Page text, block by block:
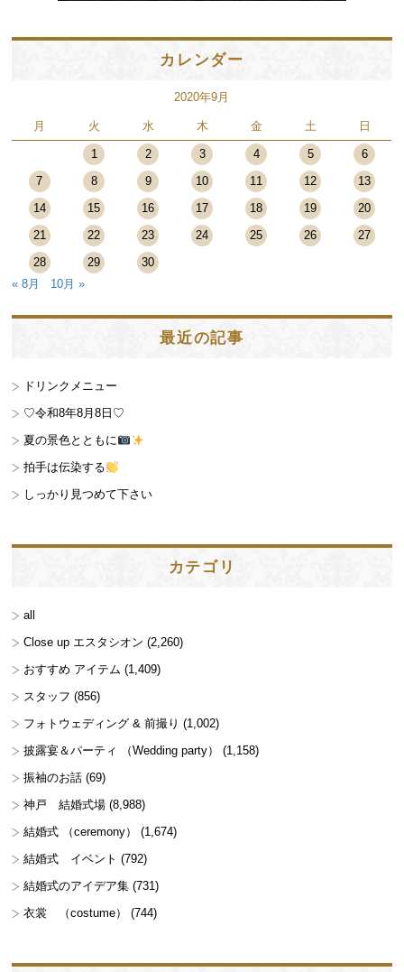
カレンダー
2020年9月
月 火 水 木 金 土 日
1 2 3 4 5
6
7
8 9 10 11 12
13
14
15 16 17 18 19
20
21
22 23 24 25 26
27
28
29
30
« 8月
10月 »
最近の記事
ドリンクメニュー
♡令和8年8月8日♡
夏の景色とともに
拍手は伝染する
しっかり見つめて下さい
カテゴリ
all
Close up エスタシオン (2,260)
おすすめ アイテム (1,409)
スタッフ (856)
フォトウェディング & 前撮り (1,002)
披露宴＆パーティ （Wedding party）
(1,158)
振袖のお話 (69)
神戸 結婚式場 (8,988)
結婚式 （ceremony）
(1,674)
結婚式 イベント (792)
結婚式のアイデア集 (731)
衣裳 （costume）
(744)